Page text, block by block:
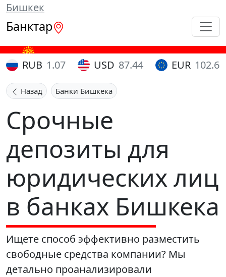
Бишкек
Банктар
RUB 1.07 USD 87.44 EUR 102.65
Назад Банки Бишкека
Срочные
депозиты для
юридических лиц
в банках Бишкека
Ищете способ эффективно разместить
свободные средства компании? Мы
детально проанализировали